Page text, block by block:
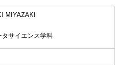
MIYAZAKI
サイエンス学科